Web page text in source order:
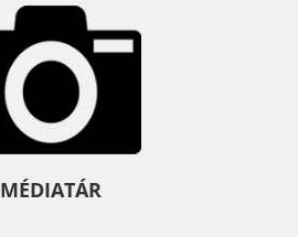
MÉDIATÁR